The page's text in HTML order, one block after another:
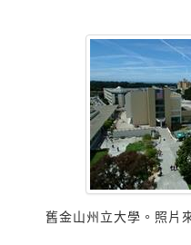
舊金山州立大學。照